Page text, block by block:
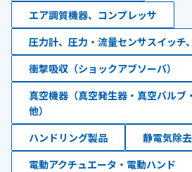
エア調質機器、コンプレッサ
圧力計、圧力・流量センサスイッチ
衝撃吸収（ショックアブソーバ）
真空機器（真空発生器・真空バルブ
他）
ハンドリング製品
静電気除
電動アクチュエータ・電動ハンド